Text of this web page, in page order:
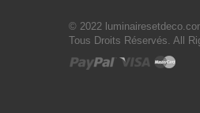
© 2022
Tous Droits Réservés. All